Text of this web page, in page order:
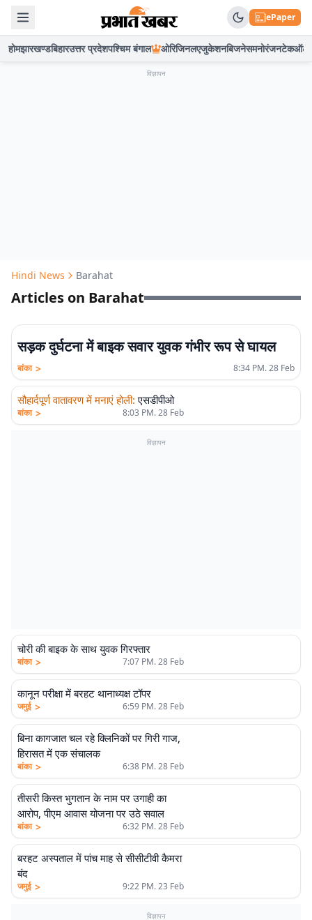
ePaper
होमझारखण्डबिहारउत्तर प्रदेशपश्चिम बंगाल ओरिजिनलएजुकेशनबिजनेसमनोरंजनटेकऑटो
विज्ञापन
Hindi News Barahat
Articles on Barahat
सड़क दुर्घटना में बाइक सवार युवक गंभीर रूप से घायल
बांका > 8:34 PM. 28 Feb
सौहार्दपूर्ण वातावरण में मनाएं होली: एसडीपीओ
बांका > 8:03 PM. 28 Feb
विज्ञापन
चोरी की बाइक के साथ युवक गिरफ्तार
बांका > 7:07 PM. 28 Feb
कानून परीक्षा में बरहट थानाध्यक्ष टॉपर
जमुई > 6:59 PM. 28 Feb
बिना कागजात चल रहे क्लिनिकों पर गिरी गाज,
हिरासत में एक संचालक
बांका > 6:38 PM. 28 Feb
तीसरी किस्त भुगतान के नाम पर उगाही का
आरोप, पीएम आवास योजना पर उठे सवाल
बांका > 6:32 PM. 28 Feb
बरहट अस्पताल में पांच माह से सीसीटीवी कैमरा
बंद
जमुई > 9:22 PM. 23 Feb
विज्ञापन